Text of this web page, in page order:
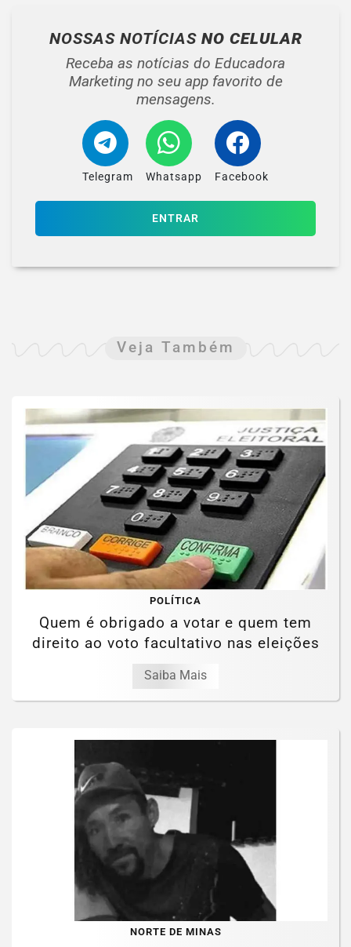
NOSSAS NOTÍCIAS NO CELULAR
Receba as notícias do Educadora
Marketing no seu app favorito de
mensagens.
Telegram Whatsapp Facebook
ENTRAR
Veja Também
POLÍTICA
Quem é obrigado a votar e quem tem
direito ao voto facultativo nas eleições
Saiba Mais
NORTE DE MINAS